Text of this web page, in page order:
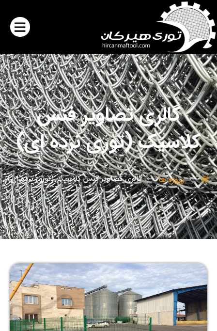
گالری تصاویر فنس
کلاسیک (توری نرده ای)
پروژه ها گالری تصاویر فنس کلاسیک (توری نرده ای)